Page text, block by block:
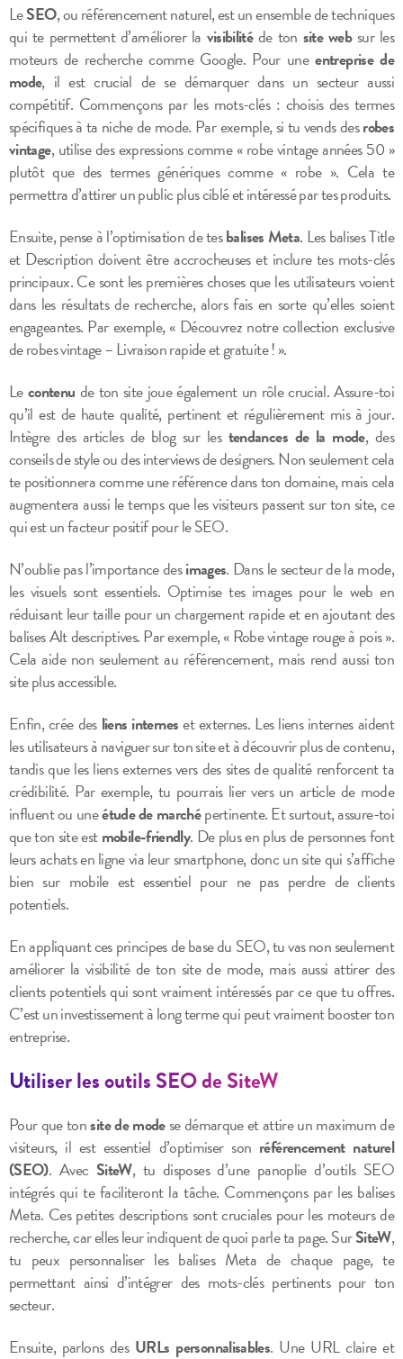
LeSEO, ou référencement naturel, est un ensemble de techniques
qui te permettent d’améliorer la visibilitéde ton site websur les
moteurs de recherche comme Google. Pour uneentreprise de
mode, il est crucial de se démarquer dans un secteur aussi
compétitif. Commençons par les mots-clés : choisis des termes
spécifiques à ta niche de mode. Par exemple, si tu vends desrobes
vintage, utilise des expressions comme « robe vintage années 50 »
plutôt que des termes génériques comme « robe ». Cela te
permettra d’attirer un public plus ciblé et intéressé par tes produits.
Ensuite, pense à l’optimisation de tesbalises Meta. Les balises Title
et Description doivent être accrocheuses et inclure tes mots-clés
principaux. Ce sont les premières choses que les utilisateurs voient
dans les résultats de recherche, alors fais en sorte qu’elles soient
engageantes. Par exemple, « Découvrez notre collection exclusive
de robes vintage – Livraison rapide et gratuite ! ».
Lecontenu de ton site joue également un rôle crucial. Assure-toi
qu’il est de haute qualité, pertinent et régulièrement mis à jour.
Intègre des articles de blog sur les tendances de la mode, des
conseils de style ou des interviews de designers. Non seulement cela
te positionnera comme une référence dans ton domaine, mais cela
augmentera aussi le temps que les visiteurs passent sur ton site, ce
qui est un facteur positif pour le SEO.
N’oublie pas l’importance desimages. Dans le secteur de la mode,
les visuels sont essentiels. Optimise tes images pour le web en
réduisant leur taille pour un chargement rapide et en ajoutant des
balises Alt descriptives. Par exemple, « Robe vintage rouge à pois ».
Cela aide non seulement au référencement, mais rend aussi ton
site plus accessible.
Enfin, crée des liens interneset externes. Les liens internes aident
les utilisateurs à naviguer sur ton site et à découvrir plus de contenu,
tandis que les liens externes vers des sites de qualité renforcent ta
crédibilité. Par exemple, tu pourrais lier vers un article de mode
influent ou uneétude de marchépertinente. Et surtout, assure-toi
que ton site estmobile-friendly. De plus en plus de personnes font
leurs achats en ligne via leur smartphone, donc un site qui s’affiche
bien sur mobile est essentiel pour ne pas perdre de clients
potentiels.
En appliquant ces principes de base du SEO, tu vas non seulement
améliorer la visibilité de ton site de mode, mais aussi attirer des
clients potentiels qui sont vraiment intéressés par ce que tu offres.
C’est un investissement à long terme qui peut vraiment booster ton
entreprise.
Utiliser les outils SEO de SiteW
Pour que tonsite de modese démarque et attire un maximum de
visiteurs, il est essentiel d’optimiser son référencement naturel
(SEO). Avec SiteW, tu disposes d’une panoplie d’outils SEO
intégrés qui te faciliteront la tâche. Commençons par les balises
Meta. Ces petites descriptions sont cruciales pour les moteurs de
recherche, car elles leur indiquent de quoi parle ta page. SurSiteW,
tu peux personnaliser les balises Meta de chaque page, te
permettant ainsi d’intégrer des mots-clés pertinents pour ton
secteur.
Ensuite, parlons des URLs personnalisables. Une URL claire et